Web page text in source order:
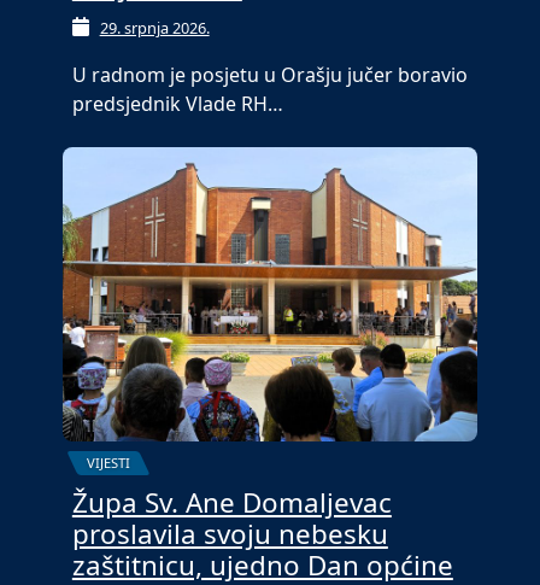
29. srpnja 2026.
U radnom je posjetu u Orašju jučer boravio
predsjednik Vlade RH…
VIJESTI
Župa Sv. Ane Domaljevac
proslavila svoju nebesku
zaštitnicu, ujedno Dan općine